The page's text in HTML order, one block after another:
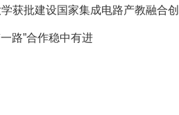
获批建设国家集成电路产教融合
路”合作稳中有进